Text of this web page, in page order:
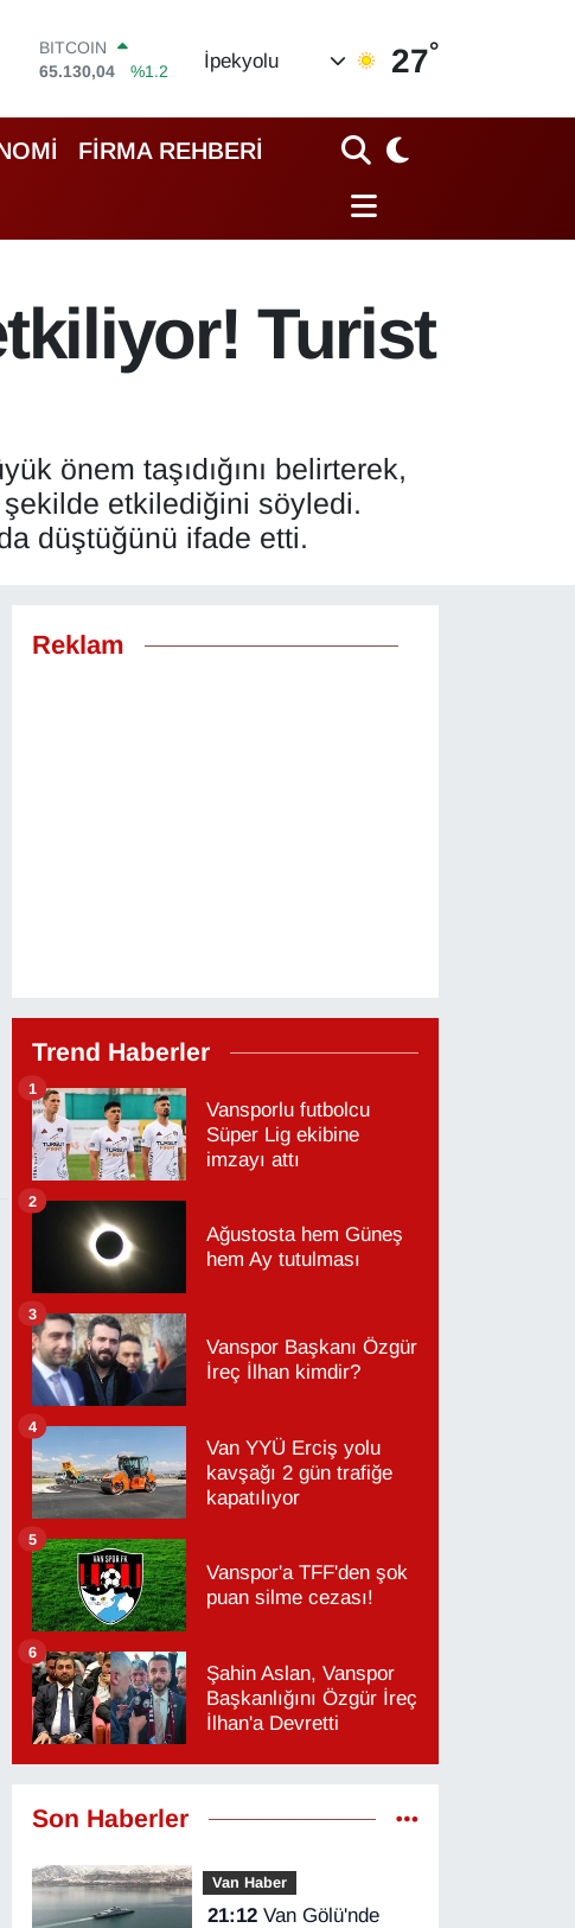
DOLAR
47,7106
%0.17
55,1652
%0.27
STERLİN
64,4046
%0.35
BİST100
65.130,04
İpekyolu 27°
FİRMA REHBERİ
Turist
önem taşıdığını belirterek,
etkilediğini söyledi.
düştüğünü ifade etti.
Reklam
Trend Haberler
Vansporlu futbolcu
Süper Lig ekibine
imzayı attı
1
Ağustosta hem Güneş
hem Ay tutulması
2
Vanspor Başkanı Özgür
İreç İlhan kimdir?
3
Van YYÜ Erciş yolu
kavşağı 2 gün trafiğe
kapatılıyor
4
Vanspor'a TFF'den şok
puan silme cezası!
5
Şahin Aslan, Vanspor
Başkanlığını Özgür İreç
İlhan'a Devretti
6
Son Haberler
Van Haber
21:12Van Gölü'nde